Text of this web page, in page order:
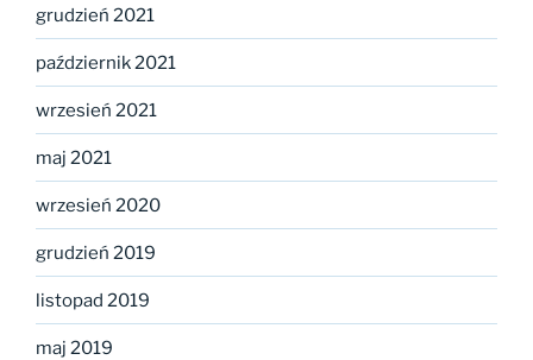
grudzień 2021
październik 2021
wrzesień 2021
maj 2021
wrzesień 2020
grudzień 2019
listopad 2019
maj 2019